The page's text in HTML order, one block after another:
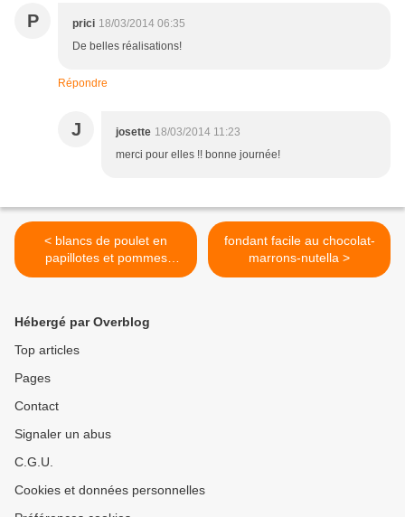
P prici 18/03/2014 06:35
De belles réalisations!
Répondre
J josette 18/03/2014 11:23
merci pour elles !! bonne journée!
< blancs de poulet en
papillotes et pommes
duchesse.
fondant facile au chocolat-
marrons-nutella >
Hébergé par Overblog
Top articles
Pages
Contact
Signaler un abus
C.G.U.
Cookies et données personnelles